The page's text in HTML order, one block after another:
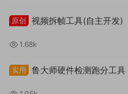
原创 视频拆帧工具(自主开发)
1.68k
实用 鲁大师硬件检测跑分工具